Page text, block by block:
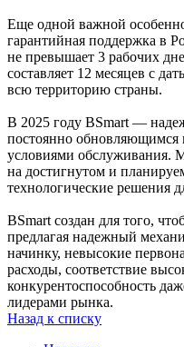
Еще одной важной
гарантийная поддержка в
не превышает 3 рабочих
составляет 12 месяцев с
всю территорию страны.
В 2025 году BSmart —
постоянно
условиями обслуживания.
на достигнутом и
технологические решения
BSmart создан для того,
предлагая надежный
начинку, невысокие
расходы, соответствие
конкурентоспособность
лидерами рынка.
Назад к списку